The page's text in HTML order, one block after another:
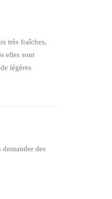
très fraîches,
elles sont
légères
demander des